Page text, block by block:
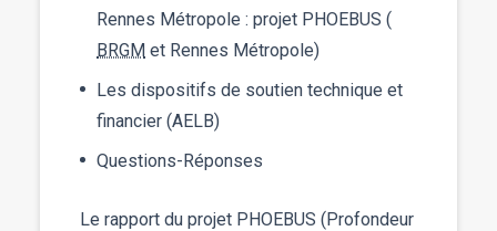
Rennes Métropole : projet PHOEBUS (
BRGM et Rennes Métropole)
Les dispositifs de soutien technique et
financier (AELB)
Questions-Réponses
Le rapport du projet PHOEBUS (Profondeur